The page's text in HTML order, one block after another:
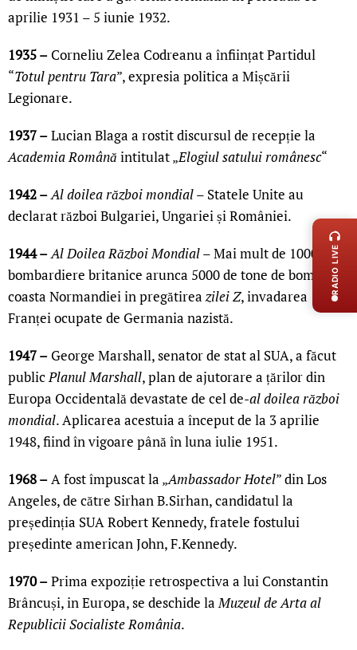
aprilie 1931 – 5 iunie 1932.
1935 – Corneliu Zelea Codreanu a înființat Partidul
“Totul pentru Tara”, expresia politica a Mișcării
Legionare.
1937 –Lucian Blaga a rostit discursul de recepție la
Academia Română intitulat „Elogiul satului românesc“
1942 –Al doilea război mondial– Statele Unite au
declarat război Bulgariei, Ungariei și României.
1944 –Al Doilea Război Mondial– Mai mult de 1000 de
bombardiere britanice arunca 5000 de tone de bombe pe
coasta Normandiei in pregătireazilei Z, invadarea
Franței ocupate de Germania nazistă.
1947 – George Marshall, senator de stat al SUA, a făcut
publicPlanul Marshall, plan de ajutorare a țărilor din
Europa Occidentală devastate de cel de-al doilea război
mondial. Aplicarea acestuia a început de la 3 aprilie
1948, fiind în vigoare până în luna iulie 1951.
1968 –A fost împuscat la „Ambassador Hotel” din Los
Angeles, de către Sirhan B.Sirhan, candidatul la
președinția SUA Robert Kennedy, fratele fostului
președinte american John, F.Kennedy.
1970 –Prima expoziție retrospectiva a lui Constantin
Brâncuși, in Europa, se deschide laMuzeul de Arta al
Republicii Socialiste România.
RADIO LIVE